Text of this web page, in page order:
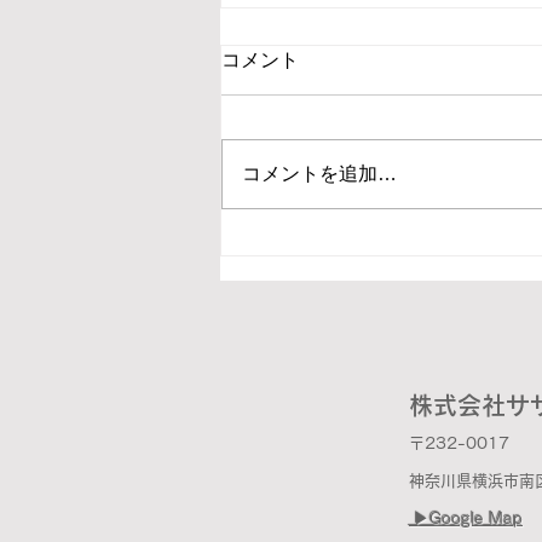
2026 暑い夏ですね
コメント
コメントを追加…
株式会社サ
〒232-0017
神奈川県横浜市
▶︎Google Map